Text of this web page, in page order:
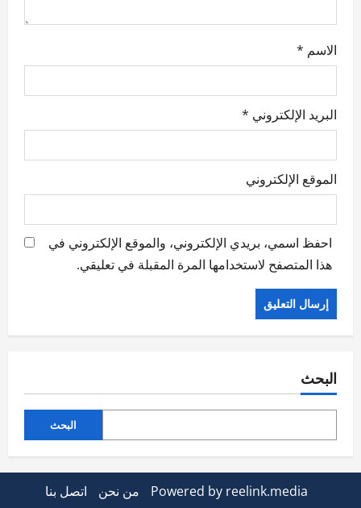
الاسم *
البريد الإلكتروني *
الموقع الإلكتروني
احفظ اسمي، بريدي الإلكتروني، والموقع الإلكتروني في
هذا المتصفح لاستخدامها المرة المقبلة في تعليقي.
البحث
البحث
Powered by reelink.media من نحن اتصل بنا